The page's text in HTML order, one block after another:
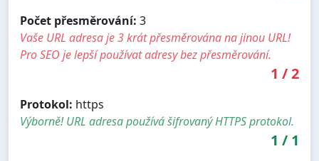
Počet přesměrování: 3
Vaše URL adresa je 3 krát přesměrována na jinou URL!
Pro SEO je lepší používat adresy bez přesměrování.
1 /2
Protokol: https
Výborně! URL adresa používá šifrovaný HTTPS protokol.
1 / 1